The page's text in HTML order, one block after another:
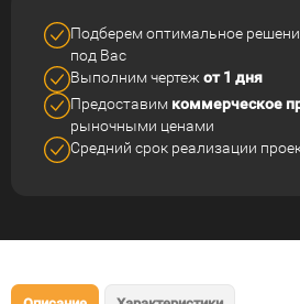
Подберем оптимальное
под Вас
Выполним чертеж от 1 дня
Предоставим коммерческое
рыночными ценами
Средний срок реализации